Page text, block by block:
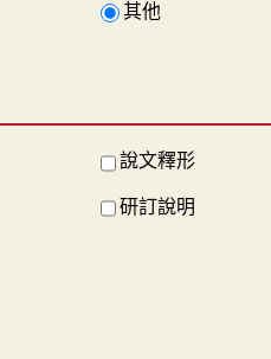
其他
說文釋形
研訂說明